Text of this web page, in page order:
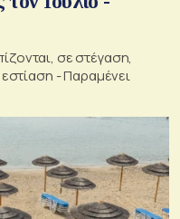
σε στέγαση,
εστίαση - Παραμένει